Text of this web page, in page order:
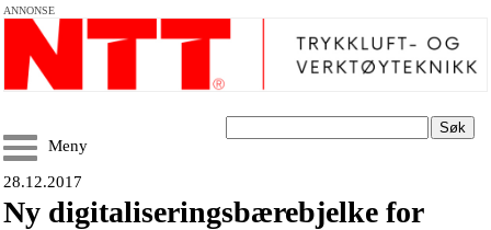
ANNONSE
Søk
Meny
28.12.2017
Ny digitaliseringsbærebjelke for